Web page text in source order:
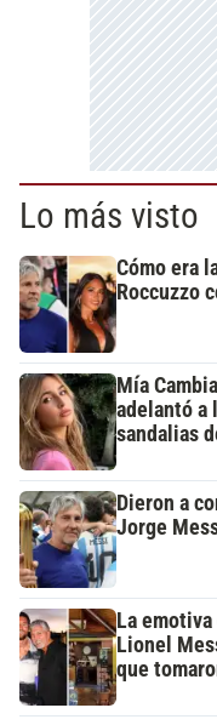
Lo más visto
Cómo era
Roccuzzo
Mía
adelantó a
sandalias
Dieron a
Jorge
La
Lionel
que